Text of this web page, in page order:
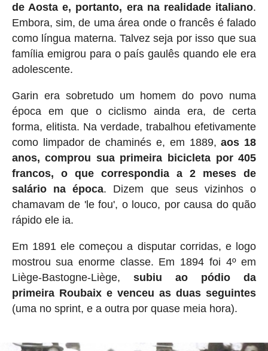
de Aosta e, portanto, era na realidade italiano.
Embora, sim, de uma área onde o francês é falado
como língua materna. Talvez seja por isso que sua
família emigrou para o país gaulês quando ele era
adolescente.
Garin era sobretudo um homem do povo numa
época em que o ciclismo ainda era, de certa
forma, elitista. Na verdade, trabalhou efetivamente
como limpador de chaminés e, em 1889,aos 18
anos, comprou sua primeira bicicleta por 405
francos, o que correspondia a 2 meses de
salário na época. Dizem que seus vizinhos o
chamavam de 'le fou', o louco, por causa do quão
rápido ele ia.
Em 1891 ele começou a disputar corridas, e logo
mostrou sua enorme classe. Em 1894 foi 4º em
Liège-Bastogne-Liège, subiu ao pódio da
primeira Roubaix e venceu as duas seguintes
(uma no sprint, e a outra por quase meia hora).